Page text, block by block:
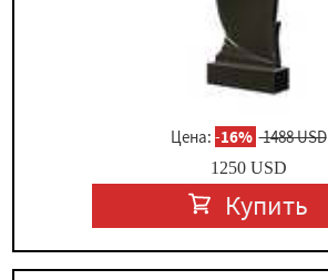
Цена: -16% 1488 USD
1250USD
Купить